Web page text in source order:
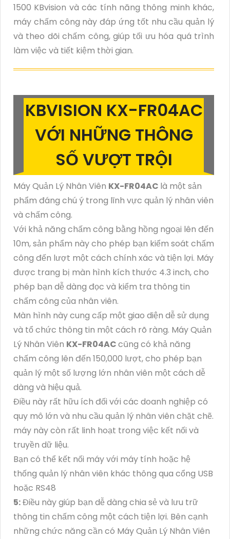
1500 KBvision và các tính năng thông minh khác,
máy chấm công này đáp ứng tốt nhu cầu quản lý
và theo dõi chấm công, giúp tối ưu hóa quá trình
làm việc và tiết kiệm thời gian.
KBVISION KX-FR04AC
VỚI NHỮNG THÔNG
SỐ VƯỢT TRỘI
Máy Quản Lý Nhân Viên KX-FR04AC là một sản
phẩm đáng chú ý trong lĩnh vực quản lý nhân viên
và chấm công.
Với khả năng chấm công bằng hồng ngoại lên đến
10m, sản phẩm này cho phép bạn kiểm soát chấm
công đến lượt một cách chính xác và tiện lợi. Máy
được trang bị màn hình kích thước 4.3 inch, cho
phép bạn dễ dàng đọc và kiểm tra thông tin
chấm công của nhân viên.
Màn hình này cung cấp một giao diện dễ sử dụng
và tổ chức thông tin một cách rõ ràng. Máy Quản
Lý Nhân Viên KX-FR04ACcũng có khả năng
chấm công lên đến 150,000 lượt, cho phép bạn
quản lý một số lượng lớn nhân viên một cách dễ
dàng và hiệu quả.
Điều này rất hữu ích đối với các doanh nghiệp có
quy mô lớn và nhu cầu quản lý nhân viên chặt chẽ.
máy này còn rất linh hoạt trong việc kết nối và
truyền dữ liệu.
Bạn có thể kết nối máy với máy tính hoặc hệ
thống quản lý nhân viên khác thông qua cổng USB
hoặc RS48
5:Điều này giúp bạn dễ dàng chia sẻ và lưu trữ
thông tin chấm công một cách tiện lợi. Bên cạnh
những chức năng cần có Máy Quản Lý Nhân Viên